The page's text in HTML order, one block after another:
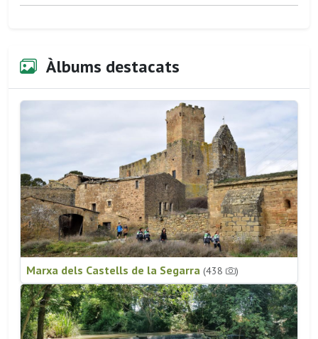
Àlbums destacats
Marxa dels Castells de la Segarra (438 )